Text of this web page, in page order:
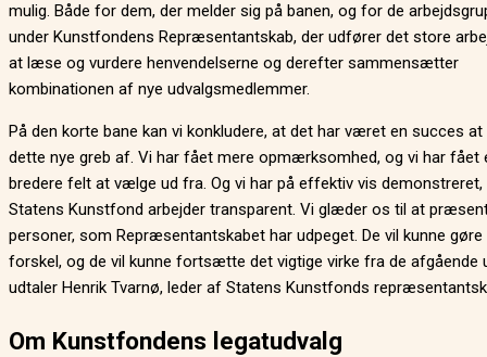
mulig. Både for dem, der melder sig på banen, og for de
under Kunstfondens Repræsentantskab, der udfører det store
at læse og vurdere henvendelserne og derefter sammensætter
kombinationen af nye udvalgsmedlemmer.
På den korte bane kan vi konkludere, at det har været en succes at
dette nye greb af. Vi har fået mere opmærksomhed, og vi har fået
bredere felt at vælge ud fra. Og vi har på effektiv vis demonstreret,
Statens Kunstfond arbejder transparent. Vi glæder os til at
personer, som Repræsentantskabet har udpeget. De vil kunne gøre
forskel, og de vil kunne fortsætte det vigtige virke fra de afgående
udtaler Henrik Tvarnø, leder af Statens Kunstfonds
Om Kunstfondens legatudvalg